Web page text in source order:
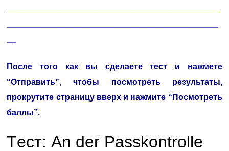
После того как вы сделаете тест и нажмете
“Отправить”, чтобы посмотреть результаты,
прокрутите страницу вверх и нажмите “Посмотреть
баллы”.